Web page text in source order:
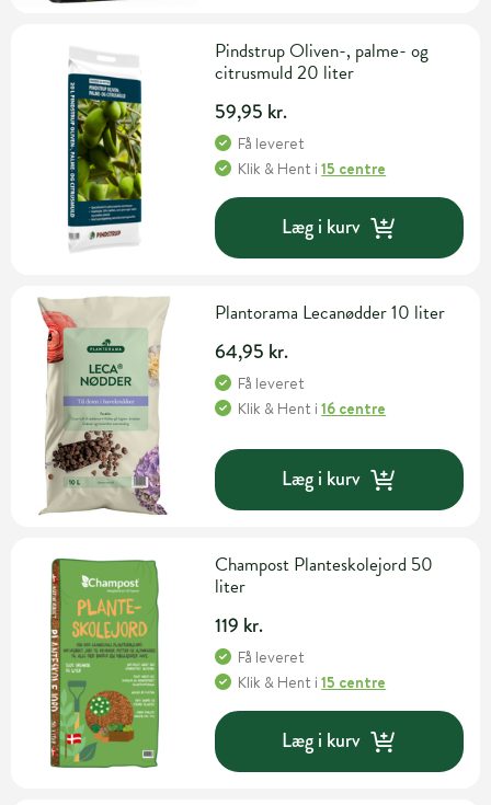
Pindstrup Oliven-, palme- og
citrusmuld 20 liter
59,95 kr.
Få leveret
Klik & Hent i15 centre
Læg i kurv
Plantorama Lecanødder 10 liter
64,95 kr.
Få leveret
Klik & Hent i16 centre
Læg i kurv
Champost Planteskolejord 50
liter
119 kr.
Få leveret
Klik & Hent i15 centre
Læg i kurv